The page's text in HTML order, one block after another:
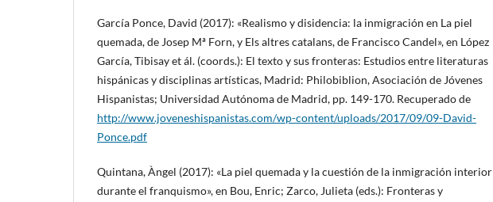
García Ponce, David (2017): «Realismo y disidencia: la inmigración en La piel
quemada, de Josep Mª Forn, y Els altres catalans, de Francisco Candel», en López
García, Tibisay et ál. (coords.): El texto y sus fronteras: Estudios entre literaturas
hispánicas y disciplinas artísticas, Madrid: Philobiblion, Asociación de Jóvenes
Hispanistas; Universidad Autónoma de Madrid, pp. 149-170. Recuperado de
http://www.joveneshispanistas.com/wp-content/uploads/2017/09/09-David-
Ponce.pdf
Quintana, Àngel (2017): «La piel quemada y la cuestión de la inmigración interior
durante el franquismo», en Bou, Enric; Zarco, Julieta (eds.): Fronteras y